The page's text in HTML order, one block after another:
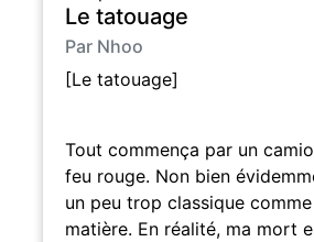
Le tatouage
Par Nhoo
[Le tatouage]
Tout commença par un
feu rouge. Non bien
un peu trop classique
matière. En réalité, ma mort